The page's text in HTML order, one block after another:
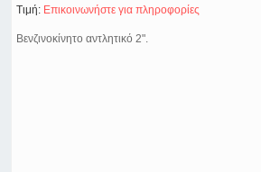
Τιμή: Eπικοινωνήστε για πληροφορίες
Βενζινοκίνητο αντλητικό 2".